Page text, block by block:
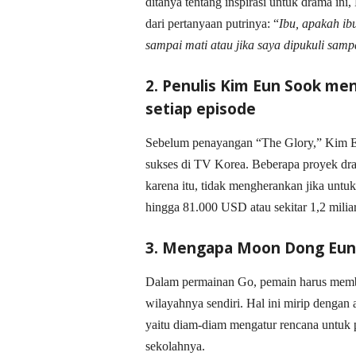
dari pertanyaan putrinya: “Ibu, apakah
sampai mati atau jika saya dipukuli
2. Penulis Kim Eun Sook
setiap episode
Sebelum penayangan “The Glory,” Kim
sukses di TV Korea. Beberapa proyek
karena itu, tidak mengherankan jika
hingga 81.000 USD atau sekitar 1,2
3. Mengapa Moon Dong
Dalam permainan Go, pemain harus
wilayahnya sendiri. Hal ini mirip dengan
yaitu diam-diam mengatur rencana
sekolahnya.